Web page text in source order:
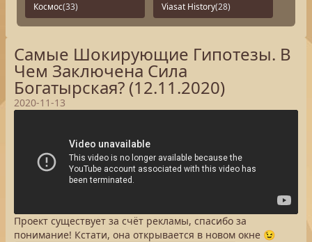
Космос(33) Viasat History(28)
Самые Шокирующие Гипотезы. В
Чем Заключена Сила
Богатырская? (12.11.2020)
2020-11-13
Проект существует за счёт рекламы, спасибо за
понимание! Кстати, она открывается в новом окне 😉